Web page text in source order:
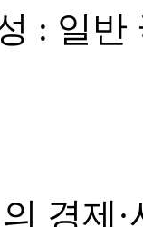
: 일
경제